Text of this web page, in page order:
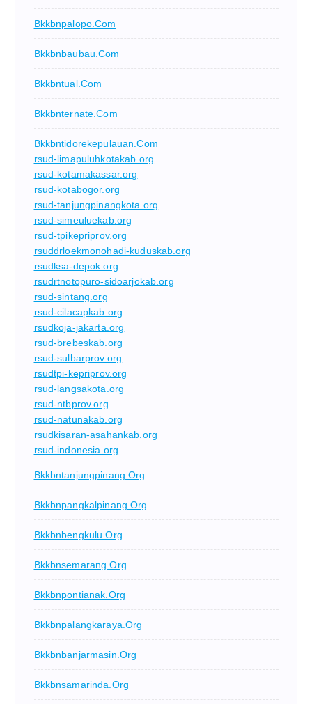
Bkkbnpalopo.com
Bkkbnbaubau.com
Bkkbntual.com
Bkkbnternate.com
Bkkbntidorekepulauan.com
rsud-limapuluhkotakab.org
rsud-kotamakassar.org
rsud-kotabogor.org
rsud-tanjungpinangkota.org
rsud-simeuluekab.org
rsud-tpikepriprov.org
rsuddrloekmonohadi-kuduskab.org
rsudksa-depok.org
rsudrtnotopuro-sidoarjokab.org
rsud-sintang.org
rsud-cilacapkab.org
rsudkoja-jakarta.org
rsud-brebeskab.org
rsud-sulbarprov.org
rsudtpi-kepriprov.org
rsud-langsakota.org
rsud-ntbprov.org
rsud-natunakab.org
rsudkisaran-asahankab.org
rsud-indonesia.org
Bkkbntanjungpinang.org
Bkkbnpangkalpinang.org
Bkkbnbengkulu.org
Bkkbnsemarang.org
Bkkbnpontianak.org
Bkkbnpalangkaraya.org
Bkkbnbanjarmasin.org
Bkkbnsamarinda.org